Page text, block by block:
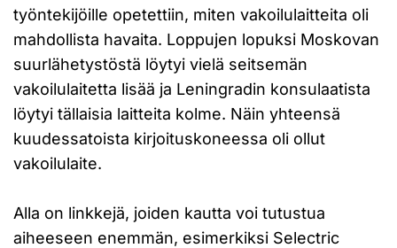
työntekijöille opetettiin, miten vakoilulaitteita oli
mahdollista havaita. Loppujen lopuksi Moskovan
suurlähetystöstä löytyi vielä seitsemän
vakoilulaitetta lisää ja Leningradin konsulaatista
löytyi tällaisia laitteita kolme. Näin yhteensä
kuudessatoista kirjoituskoneessa oli ollut
vakoilulaite.
Alla on linkkejä, joiden kautta voi tutustua
aiheeseen enemmän, esimerkiksi Selectric